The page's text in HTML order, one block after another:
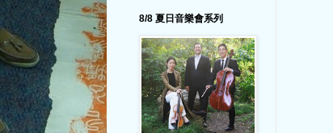
8/8 夏日音樂會系列